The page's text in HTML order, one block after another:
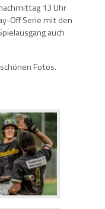
13 Uhr
Off Serie mit den
auch
Fotos.